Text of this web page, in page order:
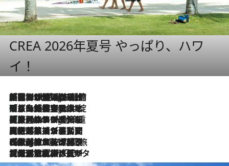
CREA 2026年夏号 やっぱり、ハワ
イ！
7 Hours Ago
「荷物が増えるほど旅ストレスは増す」美容ジャーナリストがたどり着いた最終結論。“化粧品を劇的に減らす”感動の凝縮美容とは
7 Hours Ago
「旅先には金髪ウィッグを持参」日本と同じメイクでは損してる!? 美容ジャーナリストが提案する“掟破りの旅美容”とは
7 Hours Ago
【厳選旅コスメ】「身軽さ＆UV対策重視！」ヘアアーティストshucoが選んだ夏旅ベストコスメを発表【Mサイズジップ】
2026.8.5
【厳選旅コスメ】国内をあちこち移動する河井菜摘が選んだ夏旅ベストコスメ発表！「リラックスアイテムはマスト」【Mサイズジップ】
2026.8.4
【厳選旅コスメ】「紫外線＆乾燥対策しながらメイク感も！」ヘア＆メイクGeorgeが選んだ夏旅ベストコスメを発表！【Mサイズジップ】
2026.8.3
【厳選旅コスメ】「保湿もタイパ重視！」“サウナ好き”タレント清水みさとが愛用する夏旅ベストコスメを発表！【Mサイズジップ】